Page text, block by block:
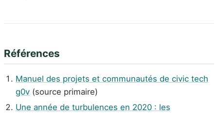
Références
Manuel des projets et communautés de civic tech
g0v (source primaire)
Une année de turbulences en 2020 : les